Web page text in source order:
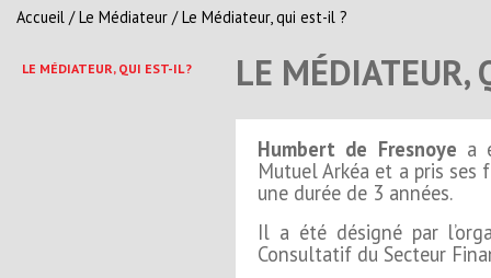
Accueil / Le Médiateur /Le Médiateur, qui est-il ?
LE MÉDIATEUR, QUI EST-IL ? LE MÉDIATEUR,
Humbert de Fresnoye a
Mutuel Arkéa et a pris
une durée de 3 années.
Il a été désigné par
Consultatif du Secteur